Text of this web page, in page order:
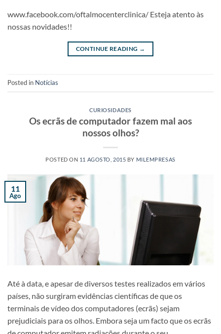
www.facebook.com/oftalmocenterclinica/ Esteja atento às
nossas novidades!!
CONTINUE READING →
Posted in Notícias
CURIOSIDADES
Os ecrãs de computador fazem mal aos
nossos olhos?
POSTED ON 11 AGOSTO, 2015 BY MILEMPRESAS
11
Ago
Até à data, e apesar de diversos testes realizados em vários
países, não surgiram evidências científicas de que os
terminais de vídeo dos computadores (ecrãs) sejam
prejudiciais para os olhos. Embora seja um facto que os ecrãs